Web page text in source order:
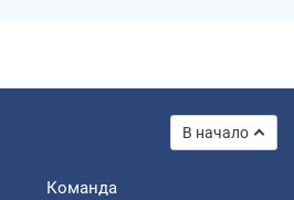
В начало
Команда